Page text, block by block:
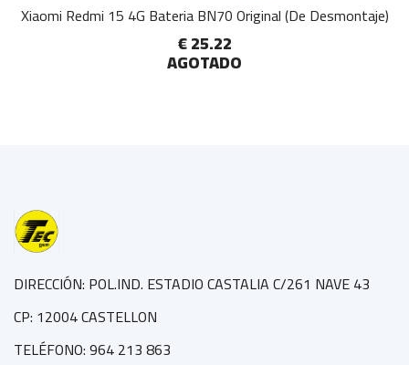
Xiaomi Redmi 15 4G Bateria BN70 Original (De Desmontaje)
€ 25.22
AGOTADO
DIRECCIÓN: POL.IND. ESTADIO CASTALIA C/261 NAVE 43
CP: 12004 CASTELLON
TELÉFONO: 964 213 863